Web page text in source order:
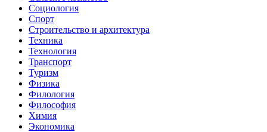
Социология
Спорт
Строительство и архитектура
Техника
Технология
Транспорт
Туризм
Физика
Филология
Философия
Химия
Экономика